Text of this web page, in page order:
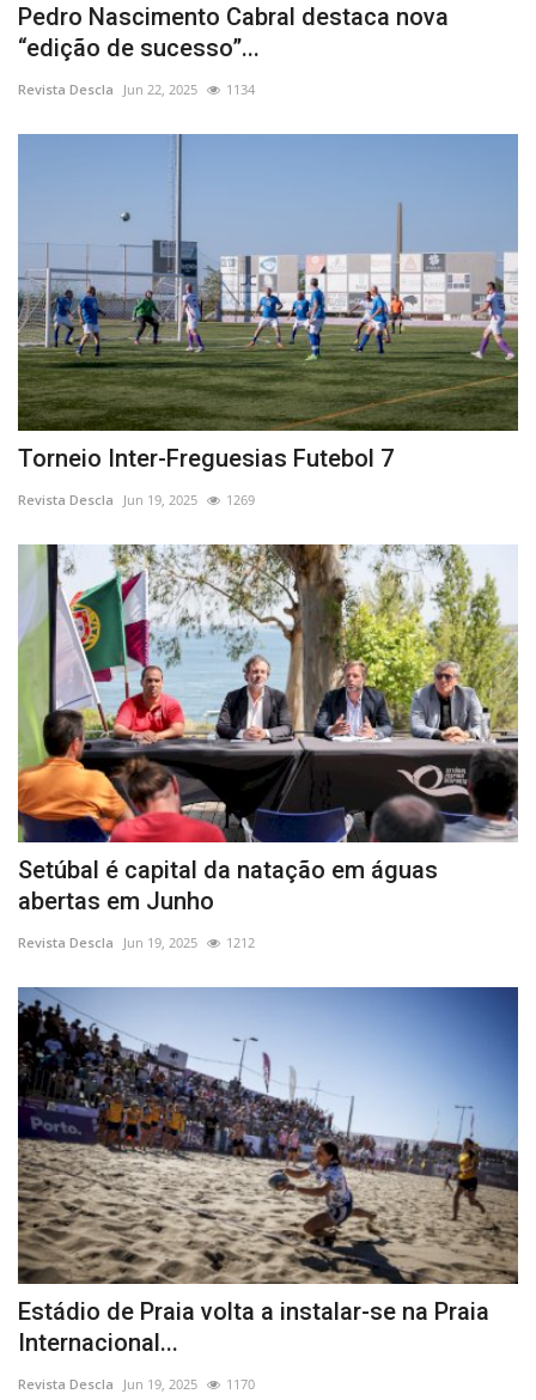
Pedro Nascimento Cabral destaca nova
“edição de sucesso”...
Revista Descla Jun 22, 2025 1134
Torneio Inter-Freguesias Futebol 7
Revista Descla Jun 19, 2025 1269
Setúbal é capital da natação em águas
abertas em Junho
Revista Descla Jun 19, 2025 1212
Estádio de Praia volta a instalar-se na Praia
Internacional...
Revista Descla Jun 19, 2025 1170